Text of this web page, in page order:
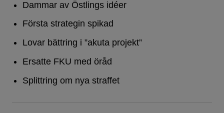
Dammar av Östlings idéer
Första strategin spikad
Lovar bättring i ”akuta projekt”
Ersatte FKU med öråd
Splittring om nya straffet